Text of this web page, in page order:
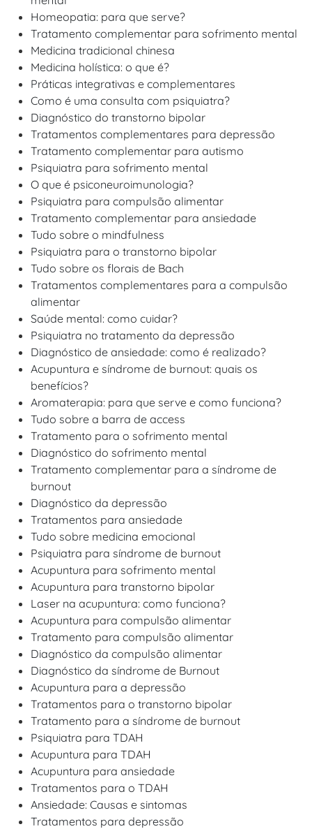
Homeopatia: para que serve?
Tratamento complementar para sofrimento mental
Medicina tradicional chinesa
Medicina holística: o que é?
Práticas integrativas e complementares
Como é uma consulta com psiquiatra?
Diagnóstico do transtorno bipolar
Tratamentos complementares para depressão
Tratamento complementar para autismo
Psiquiatra para sofrimento mental
O que é psiconeuroimunologia?
Psiquiatra para compulsão alimentar
Tratamento complementar para ansiedade
Tudo sobre o mindfulness
Psiquiatra para o transtorno bipolar
Tudo sobre os florais de Bach
Tratamentos complementares para a compulsão
alimentar
Saúde mental: como cuidar?
Psiquiatra no tratamento da depressão
Diagnóstico de ansiedade: como é realizado?
Acupuntura e síndrome de burnout: quais os
benefícios?
Aromaterapia: para que serve e como funciona?
Tudo sobre a barra de access
Tratamento para o sofrimento mental
Diagnóstico do sofrimento mental
Tratamento complementar para a síndrome de
burnout
Diagnóstico da depressão
Tratamentos para ansiedade
Tudo sobre medicina emocional
Psiquiatra para síndrome de burnout
Acupuntura para sofrimento mental
Acupuntura para transtorno bipolar
Laser na acupuntura: como funciona?
Acupuntura para compulsão alimentar
Tratamento para compulsão alimentar
Diagnóstico da compulsão alimentar
Diagnóstico da síndrome de Burnout
Acupuntura para a depressão
Tratamentos para o transtorno bipolar
Tratamento para a síndrome de burnout
Psiquiatra para TDAH
Acupuntura para TDAH
Acupuntura para ansiedade
Tratamentos para o TDAH
Ansiedade: Causas e sintomas
Tratamentos para depressão